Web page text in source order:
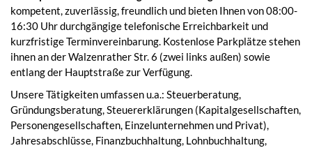
kompetent, zuverlässig, freundlich und bieten Ihnen von 08:00-
16:30 Uhr durchgängige telefonische Erreichbarkeit und
kurzfristige Terminvereinbarung. Kostenlose Parkplätze stehen
ihnen an der Walzenrather Str. 6 (zwei links außen) sowie
entlang der Hauptstraße zur Verfügung.
Unsere Tätigkeiten umfassen u.a.: Steuerberatung,
Gründungsberatung, Steuererklärungen (Kapitalgesellschaften,
Personengesellschaften, Einzelunternehmen und Privat),
Jahresabschlüsse, Finanzbuchhaltung, Lohnbuchhaltung,